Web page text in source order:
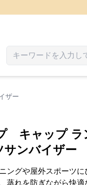
ザー
キャップ ラ
サンバイザー
ングや屋外スポーツに
蒸れを防ぎながら快適